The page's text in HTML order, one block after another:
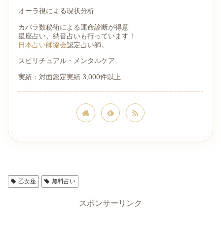
オーラ視による現状分析
カバラ数秘術による運命診断が得意
星座占い、納音占いも行っています！
日本占い師協会認定占い師。
スピリチュアル・メンタルケア
実績：対面鑑定実績 3,000件以上
乙女座 無料占い
スポンサーリンク